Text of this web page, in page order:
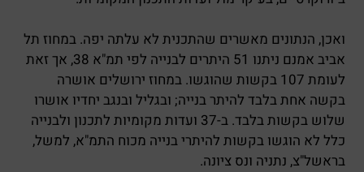
ואכן, הנתונים מאשרים שהתכנית לא עלתה יפה. במחוז תל
אביב אמנם ניתנו 51 היתרים לבנייה לפי תמ"א 38, אך זאת
לעומת 107 בקשות שהוגשו. במחוז ירושלים אושרה
בקשה אחת בלבד להיתר בנייה; ובגליל ובנגב יחדיו אושרו
שלוש בקשות בלבד. ב-37 ועדות מקומיות לתכנון ולבנייה
כלל לא הוגשו בקשות להיתרי בנייה מכוח התמ"א, למשל,
בראשל"צ, נתניה ונס ציונה.